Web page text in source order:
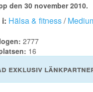
den 30 november 2010.
Hälsa & fitness/
2777
16
exklusiv länkpartner